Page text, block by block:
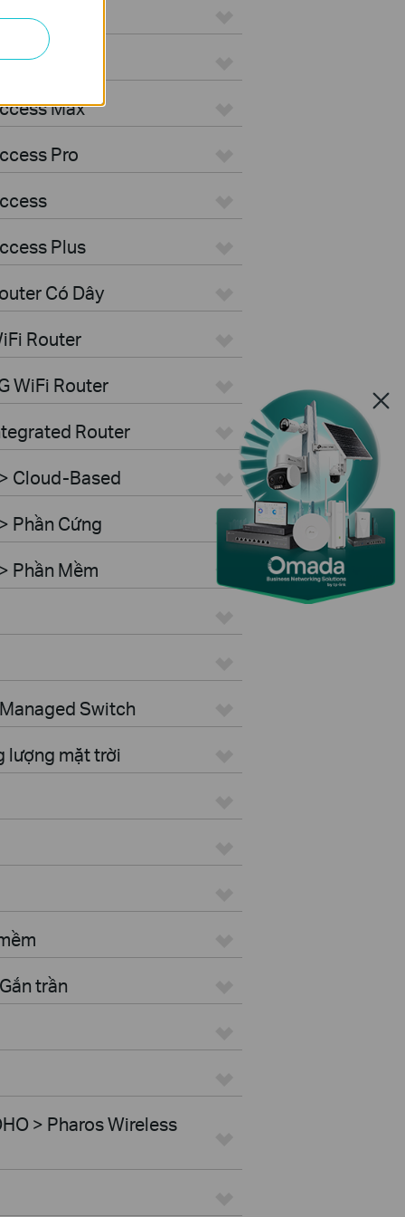
Max
Pro
Plus
Có Dây
Router
WiFi Router
Router
Cloud-Based
Phần Cứng
Phần Mềm
Switch
lượng mặt trời
trần
> Pharos Wireless